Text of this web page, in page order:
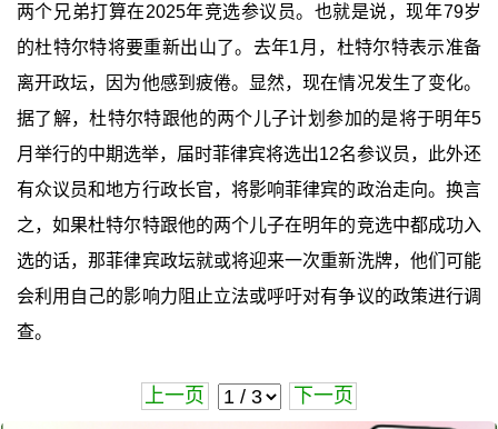
两个兄弟打算在2025年竞选参议员。也就是说，现年79岁
的杜特尔特将要重新出山了。去年1月，杜特尔特表示准备
离开政坛，因为他感到疲倦。显然，现在情况发生了变化。
据了解，杜特尔特跟他的两个儿子计划参加的是将于明年5
月举行的中期选举，届时菲律宾将选出12名参议员，此外还
有众议员和地方行政长官，将影响菲律宾的政治走向。换言
之，如果杜特尔特跟他的两个儿子在明年的竞选中都成功入
选的话，那菲律宾政坛就或将迎来一次重新洗牌，他们可能
会利用自己的影响力阻止立法或呼吁对有争议的政策进行调
查。
上一页 下一页